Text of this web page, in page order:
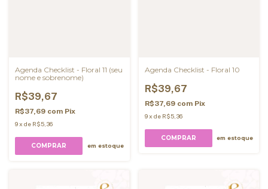
Agenda Checklist - Floral 11 (seu
nome e sobrenome)
R$39,67
R$37,69 com Pix
9x de R$5,36
COMPRAR em estoque
Agenda Checklist - Floral 10
R$39,67
R$37,69 com Pix
9 x de R$5,36
COMPRAR em estoque